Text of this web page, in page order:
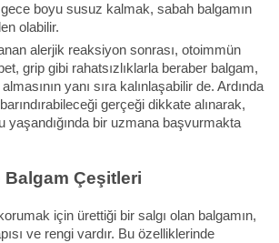
boyu susuz kalmak, sabah balgamın
olabilir.
alerjik reaksiyon sonrası, otoimmün
grip gibi rahatsızlıklarla beraber balgam,
yanı sıra kalınlaşabilir de. Ardında
gerçeği dikkate alınarak,
yaşandığında bir uzmana başvurmakta
Balgam Çeşitleri
için ürettiği bir salgı olan balgamın,
ve rengi vardır. Bu özelliklerinde